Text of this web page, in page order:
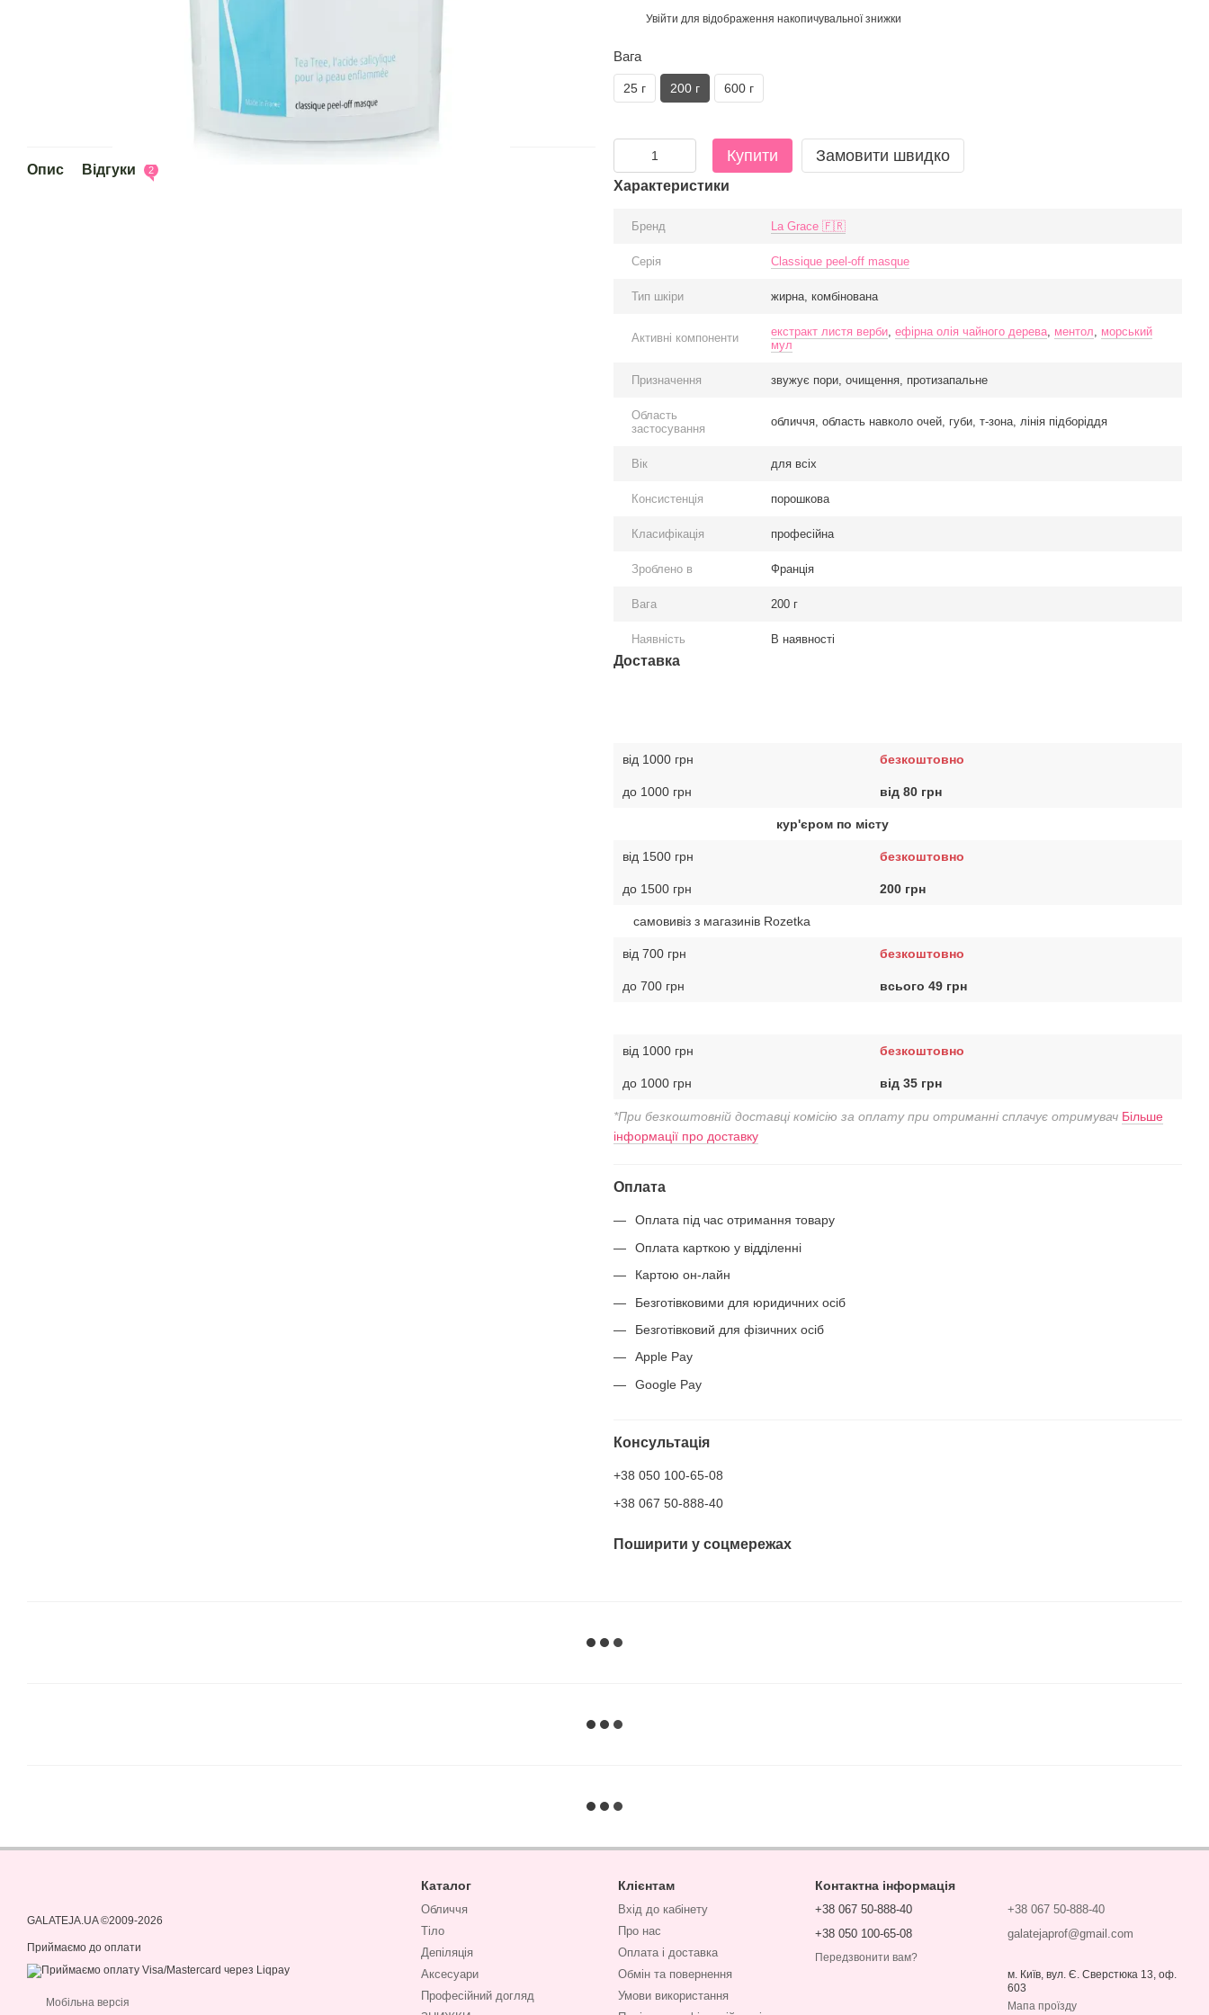
Опис Відгуки 2
Увійти для відображення накопичувальної знижки
Вага
25 г 200 г 600 г
Купити Замовити швидко
Характеристики
Бренд La Grace 🇫🇷
Серія Classique peel-off masque
Тип шкіри жирна, комбінована
Активні компоненти екстракт листя верби, ефірна олія чайного дерева, ментол, морський
мул
Призначення звужує пори, очищення, протизапальне
Область
застосування
обличчя, область навколо очей, губи, т-зона, лінія підборіддя
Вік для всіх
Консистенція порошкова
Класифікація професійна
Зроблено в Франція
Вага 200 г
Наявність В наявності
Доставка
від 1000 грн безкоштовно
до 1000 грн від 80 грн
кур'єром по місту
від 1500 грн безкоштовно
до 1500 грн 200 грн
самовивіз з магазинів Rozetka
від 700 грн безкоштовно
до 700 грн всього 49 грн
від 1000 грн безкоштовно
до 1000 грн від 35 грн
*При безкоштовній доставці комісію за оплату при отриманні сплачує отримувач Більше
інформації про доставку
Оплата
Оплата під час отримання товару
Оплата карткою у відділенні
Картою он-лайн
Безготівковими для юридичних осіб
Безготівковий для фізичних осіб
Apple Pay
Google Pay
Консультація
+38 050 100-65-08
+38 067 50-888-40
Поширити у соцмережах
GALATEJA.UA ©2009-2026
Приймаємо до оплати
Мобільна версія
Каталог
Обличчя
Тіло
Депіляція
Аксесуари
Професійний догляд
Клієнтам
Вхід до кабінету
Про нас
Оплата і доставка
Обмін та повернення
Умови використання
Контактна інформація
+38 067 50-888-40
+38 050 100-65-08
Передзвонити вам?
+38 067 50-888-40
galatejaprof@gmail.com
м. Київ, вул. Є. Сверстюка 13, оф.
603
Мапа проїзду